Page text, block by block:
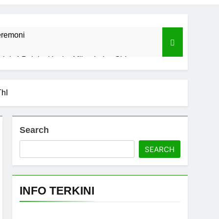
4 Pelaku Usaha Mikro Lulus Sidang
Selatan
dan Sains
Tetapkan Kehalalan 7 Pelaku Usaha
Darurat
Search
SEARCH
INFO TERKINI